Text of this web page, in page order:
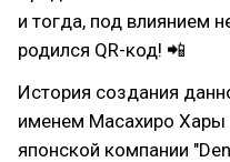
и тогда, под влиянием
родился QR-код! 📲
История создания
именем Масахиро Хары
японской компании